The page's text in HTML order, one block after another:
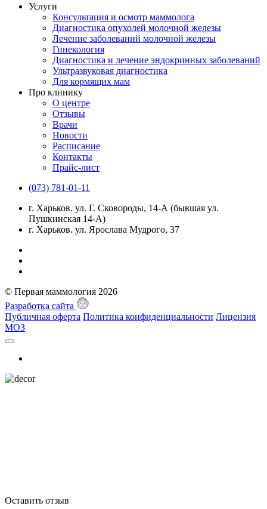
Услуги
Консультация и осмотр маммолога
Диагностика опухолей молочной железы
Лечение заболеваний молочной железы
Гинекология
Диагностика и лечение эндокринных заболеваний
Ультразвуковая диагностика
Для кормящих мам
Про клинику
О центре
Отзывы
Врачи
Новости
Расписание
Контакты
Прайс-лист
(073) 781-01-11
г. Харьков. ул. Г. Сковороды, 14-А (бывшая ул.
Пушкинская 14-А)
г. Харьков. ул. Ярослава Мудрого, 37
© Первая маммология 2026
Разработка сайта
Публичная оферта Политика конфиденциальности Лицензия
МОЗ
Оставить отзыв